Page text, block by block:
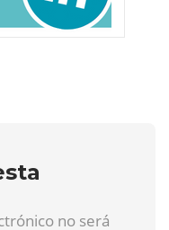
no será